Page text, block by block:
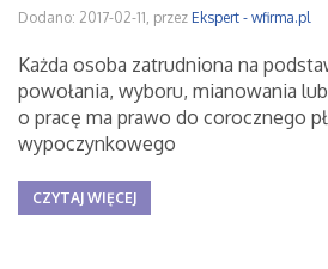
Dodano: 2017-02-11, przez Ekspert - wfirma.pl
Każda osoba zatrudniona na
powołania, wyboru, mianowania
o pracę ma prawo do corocznego
wypoczynkowego
CZYTAJ WIĘCEJ